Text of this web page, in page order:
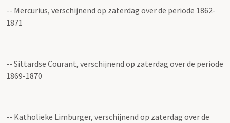
-- Mercurius, verschijnend op zaterdag over de periode 1862-
1871
-- Sittardse Courant, verschijnend op zaterdag over de periode
1869-1870
-- Katholieke Limburger, verschijnend op zaterdag over de